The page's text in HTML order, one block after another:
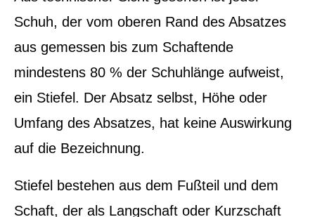
Schuh, der vom oberen Rand des Absatzes
aus gemessen bis zum Schaftende
mindestens 80 % der Schuhlänge aufweist,
ein Stiefel. Der Absatz selbst, Höhe oder
Umfang des Absatzes, hat keine Auswirkung
auf die Bezeichnung.
Stiefel bestehen aus dem Fußteil und dem
Schaft, der als Langschaft oder Kurzschaft